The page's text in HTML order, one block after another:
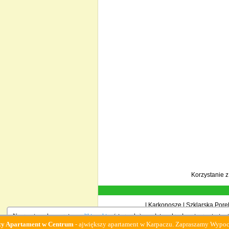
Korzystanie
|Karkonosze|Szklarska
Na stronie wykorzystujemypliki cookies(ciasteczka), zgodnie z aktualnymi
w Centrum- ajwiększy apartament w Karpaczu. Zapraszamy Wypoczynek :-)